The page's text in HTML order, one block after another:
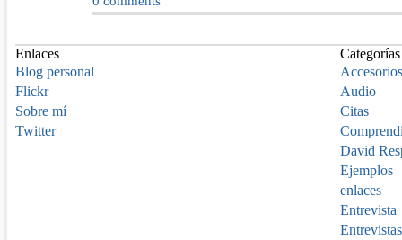
Enlaces
Blog personal
Flickr
Sobre mí
Twitter
Categorías
Accesorios
Audio
Citas
David
Ejemplos
enlaces
Entrevista
Entrevistas